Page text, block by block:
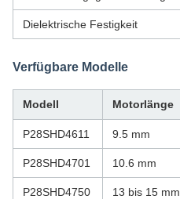
Dielektrische Festigkeit
Verfügbare Modelle
Modell Motorlänge
P28SHD4611 9.5 mm
P28SHD4701 10.6 mm
P28SHD4750 13 bis 15 mm